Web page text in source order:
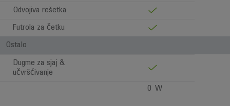
Odvojiva rešetka
Futrola za četku
Ostalo
Dugme za sjaj &
učvršćivanje
0 W